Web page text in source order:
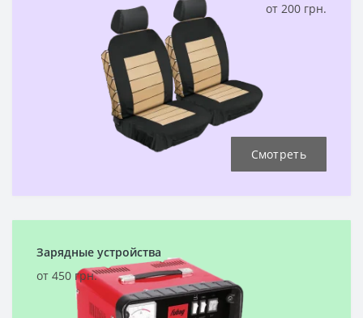
от 200 грн.
Смотреть
Зарядные устройства
от 450 грн.